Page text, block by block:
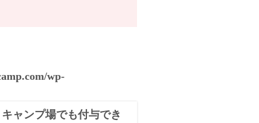
wp-
ャンプ場でも付与でき